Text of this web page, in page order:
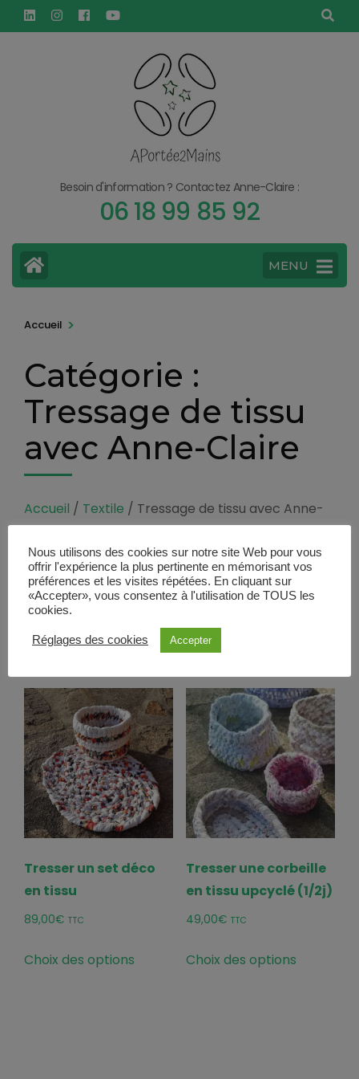
principal
Aller
au
Besoin d'information ? Contactez Anne-Claire :
06 18 99 85 92
MENU
Accueil >
Catégorie :
Tressage de tissu
avec Anne-Claire
Accueil / Textile / Tressage de tissu avec Anne-
Claire
Tressage de tissu avec
Anne-Claire
Trié
par
prix
décroissant
Tresser un set déco
en tissu
89,00€ TTC
Choix des options
Tresser une corbeille
en tissu upcyclé (1/2j)
49,00€ TTC
Choix des optionsproduit
Nous utilisons des cookies sur notre site Web pour vous
offrir l'expérience la plus pertinente en mémorisant vos
préférences et les visites répétées. En cliquant sur
«Accepter», vous consentez à l'utilisation de TOUS les
cookies.
Réglages des cookies Accepter